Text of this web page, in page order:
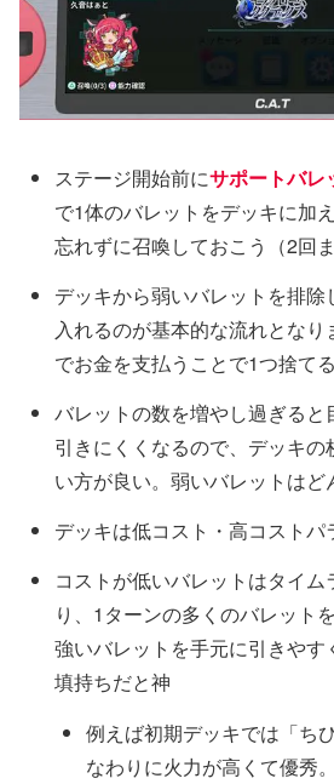
ステージ開始前にサポートバレ
で1体のバレットをデッキに加
忘れずに召喚しておこう（2回
デッキから弱いバレットを排除
入れるのが基本的な流れとな
でお金を支払うことで1つ捨て
バレットの数を増やし過ぎると
引きにくくなるので、デッキの
い方が良い。弱いバレットはど
デッキは低コスト・高コストパ
コストが低いバレットはタイム
り、1ターンの多くのバレット
強いバレットを手元に引きやす
填持ちだと神
例えば初期デッキでは「ち
なわりに火力が高くて優秀